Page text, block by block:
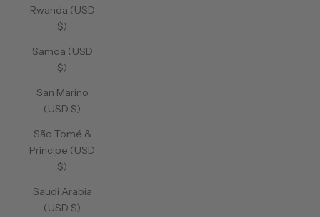
Rwanda (USD
$)
Samoa (USD
$)
San Marino
(USD $)
São Tomé &
Príncipe (USD
$)
Saudi Arabia
(USD $)